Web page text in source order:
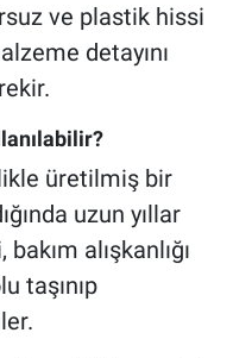
ve plastik hissi
detayını
üretilmiş bir
uzun yıllar
alışkanlığı
taşınıp